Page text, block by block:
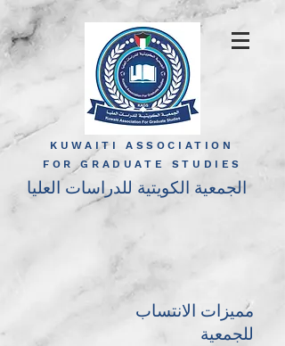
KUWAITI ASSOCIATION
FOR GRADUATE STUDIES
الجمعية الكويتية للدراسات العليا
مميزات الانتساب
للجمعية